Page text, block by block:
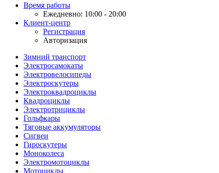
Время работы
Ежедневно: 10:00 - 20:00
Клиент-центр
Регистрация
Авторизация
Зимний транспорт
Электросамокаты
Электровелосипеды
Электроскутеры
Электроквадроциклы
Квадроциклы
Электротрициклы
Гольфкары
Тяговые аккумуляторы
Сигвеи
Гироскутеры
Моноколеса
Электромотоциклы
Мотоциклы